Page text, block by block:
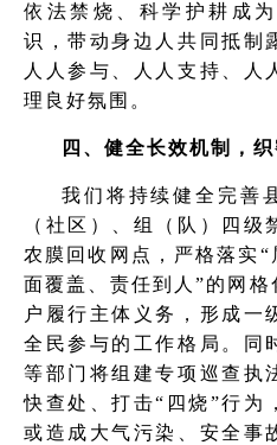
依法禁烧、科学护耕成
识，带动身边人共同抵制
人人参与、人人支持、人
理良好氛围。
四、健全长效机制，
我们将持续健全完善
（社区）、组（队）四级
农膜回收网点，严格落实
面覆盖、责任到人”的网
户履行主体义务，形成一
全民参与的工作格局。同
等部门将组建专项巡查执
快查处、打击“四烧”行为
或造成大气污染、安全事